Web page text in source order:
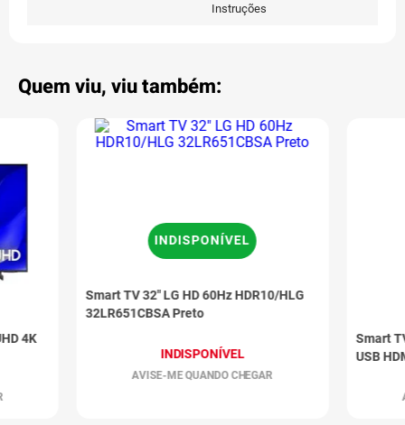
Instruções
Quem viu, viu também:
4K
Smart TV 32" LG HD 60Hz HDR10/HLG
32LR651CBSA Preto
INDISPONÍVEL
AVISE-ME QUANDO CHEGAR
INDISPONÍVEL
Smart
USB